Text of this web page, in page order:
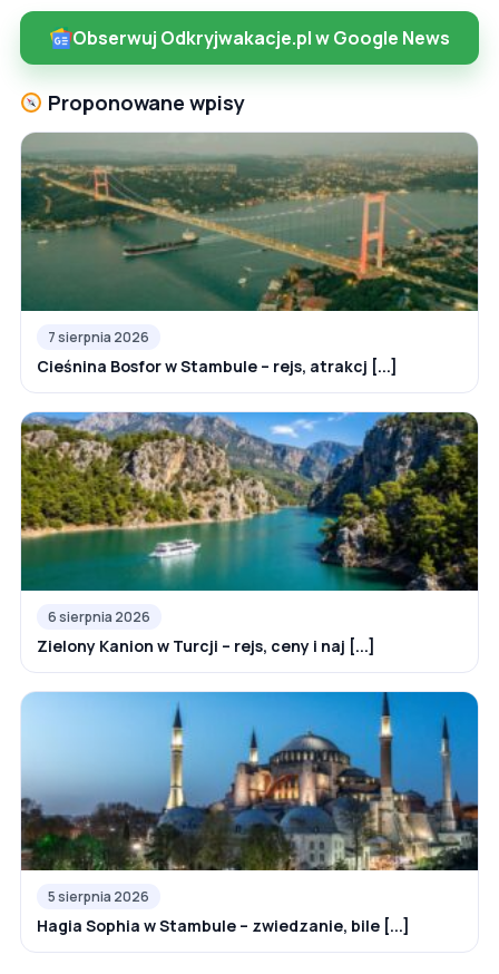
Obserwuj Odkryjwakacje.pl w Google News
Proponowane wpisy
7 sierpnia 2026
Cieśnina Bosfor w Stambule – rejs, atrakcj [...]
6 sierpnia 2026
Zielony Kanion w Turcji – rejs, ceny i naj [...]
5 sierpnia 2026
Hagia Sophia w Stambule – zwiedzanie, bile [...]